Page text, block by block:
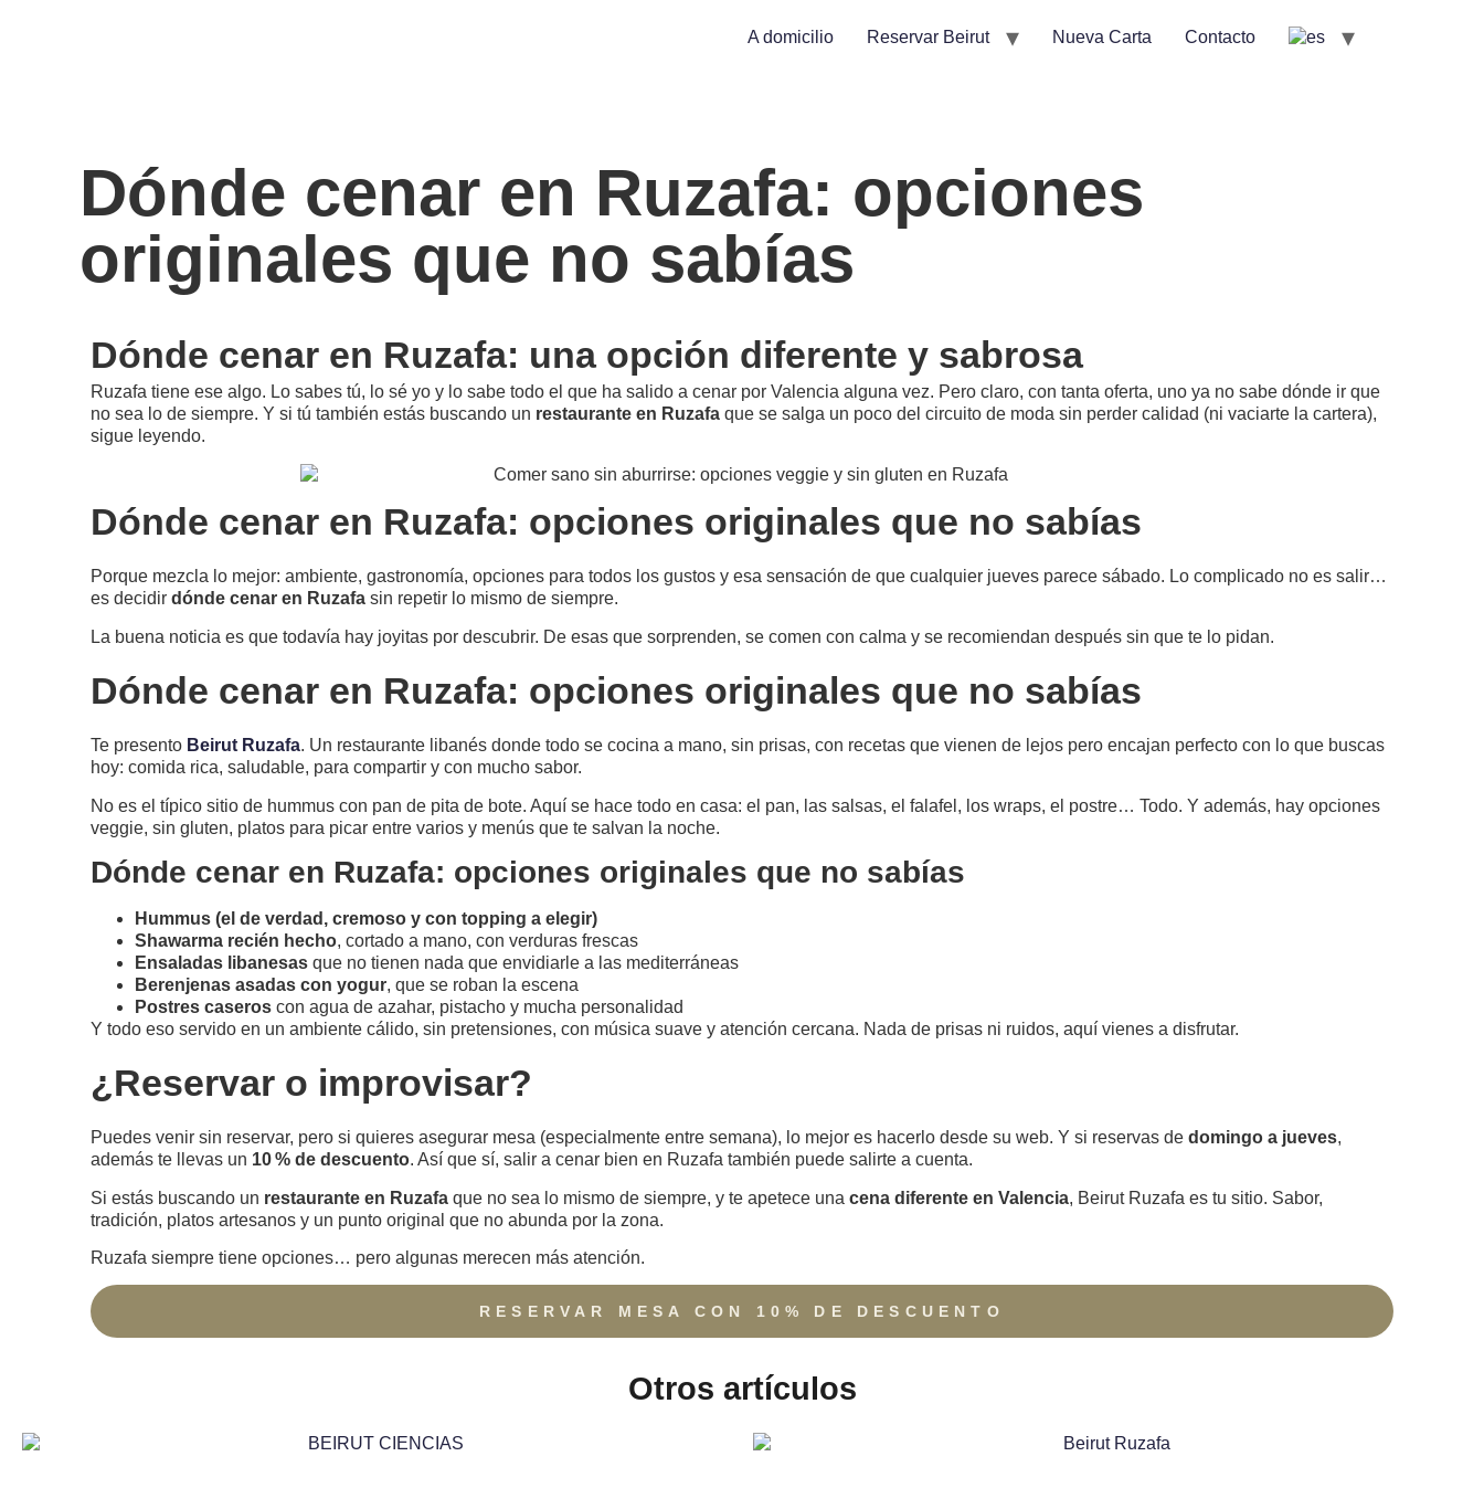
A domicilio Reservar Beirut Nueva Carta Contacto
Dónde cenar en Ruzafa: opciones
originales que no sabías
Dónde cenar en Ruzafa: una opción diferente y sabrosa
Ruzafa tiene ese algo. Lo sabes tú, lo sé yo y lo sabe todo el que ha salido a cenar por Valencia alguna vez. Pero claro, con tanta oferta, uno ya no sabe dónde ir que
no sea lo de siempre. Y si tú también estás buscando un restaurante en Ruzafa que se salga un poco del circuito de moda sin perder calidad (ni vaciarte la cartera),
sigue leyendo.
Dónde cenar en Ruzafa: opciones originales que no sabías
Porque mezcla lo mejor: ambiente, gastronomía, opciones para todos los gustos y esa sensación de que cualquier jueves parece sábado. Lo complicado no es salir…
es decidir dónde cenar en Ruzafa sin repetir lo mismo de siempre.
La buena noticia es que todavía hay joyitas por descubrir. De esas que sorprenden, se comen con calma y se recomiendan después sin que te lo pidan.
Dónde cenar en Ruzafa: opciones originales que no sabías
Te presento Beirut Ruzafa. Un restaurante libanés donde todo se cocina a mano, sin prisas, con recetas que vienen de lejos pero encajan perfecto con lo que buscas
hoy: comida rica, saludable, para compartir y con mucho sabor.
No es el típico sitio de hummus con pan de pita de bote. Aquí se hace todo en casa: el pan, las salsas, el falafel, los wraps, el postre… Todo. Y además, hay opciones
veggie, sin gluten, platos para picar entre varios y menús que te salvan la noche.
Dónde cenar en Ruzafa: opciones originales que no sabías
Hummus (el de verdad, cremoso y con topping a elegir)
Shawarma recién hecho, cortado a mano, con verduras frescas
Ensaladas libanesas que no tienen nada que envidiarle a las mediterráneas
Berenjenas asadas con yogur, que se roban la escena
Postres caseros con agua de azahar, pistacho y mucha personalidad
Y todo eso servido en un ambiente cálido, sin pretensiones, con música suave y atención cercana. Nada de prisas ni ruidos, aquí vienes a disfrutar.
¿Reservar o improvisar?
Puedes venir sin reservar, pero si quieres asegurar mesa (especialmente entre semana), lo mejor es hacerlo desde su web. Y si reservas de domingo a jueves,
además te llevas un 10 % de descuento. Así que sí, salir a cenar bien en Ruzafa también puede salirte a cuenta.
Si estás buscando un restaurante en Ruzafa que no sea lo mismo de siempre, y te apetece una cena diferente en Valencia, Beirut Ruzafa es tu sitio. Sabor,
tradición, platos artesanos y un punto original que no abunda por la zona.
Ruzafa siempre tiene opciones… pero algunas merecen más atención.
RESERVAR MESA CON 10% DE DESCUENTO
Otros artículos